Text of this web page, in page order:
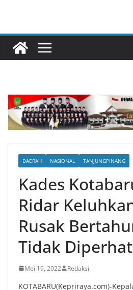
DAERAH NASIONAL TANJUNGPINANG
Kades
Ridar
Rusak
Tidak
Mei 19, 2022 Redaksi
KOTABARU(Kepriraya.com)-